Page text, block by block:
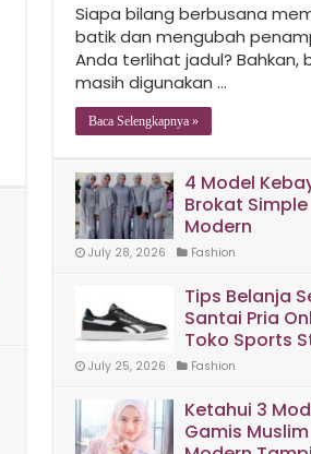
Siapa bilang berbusana
batik dan mengubah
Anda terlihat jadul? Bahkan,
masih digunakan …
Baca Selengkapnya »
4 Model
Brokat Simple
Modern
July 28, 2026 Fashion
Tips Belanja
Santai Pria
Toko Sports
July 25, 2026 Fashion
Ketahui 3
Gamis Muslim